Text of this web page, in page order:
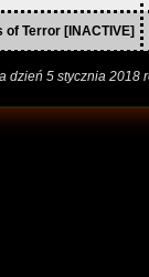
of Terror [INACTIVE]
dzień 5 stycznia 2018